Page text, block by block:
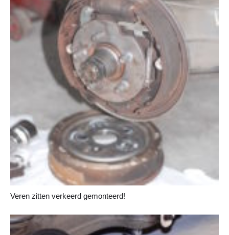
Veren zitten verkeerd gemonteerd!